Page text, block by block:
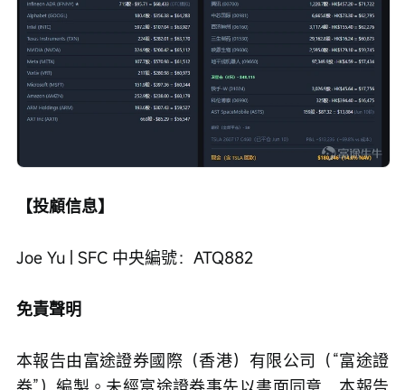
【投顧信息】
Joe Yu | SFC 中央編號：ATQ882
免責聲明